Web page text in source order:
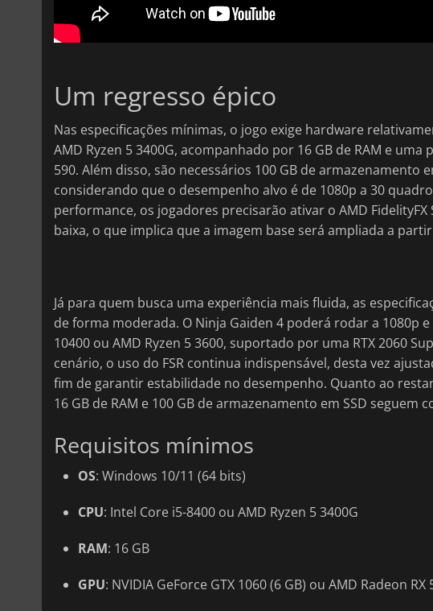
Um regresso épico
Nas especificações mínimas, o jogo exige hardware
AMD Ryzen 5 3400G, acompanhado por 16 GB de RAM e uma
590. Além disso, são necessários 100 GB de armazenamento
considerando que o desempenho alvo é de 1080p a 30
performance, os jogadores precisarão ativar o AMD
baixa, o que implica que a imagem base será ampliada a
Já para quem busca uma experiência mais fluida, as
de forma moderada. O Ninja Gaiden 4 poderá rodar a 1080p
10400 ou AMD Ryzen 5 3600, suportado por uma RTX 2060
cenário, o uso do FSR continua indispensável, desta vez
fim de garantir estabilidade no desempenho. Quanto ao
16 GB de RAM e 100 GB de armazenamento em SSD
Requisitos mínimos
OS: Windows 10/11 (64 bits)
CPU: Intel Core i5-8400 ou AMD Ryzen 5 3400G
RAM: 16 GB
GPU: NVIDIA GeForce GTX 1060 (6 GB) ou AMD Radeon RX